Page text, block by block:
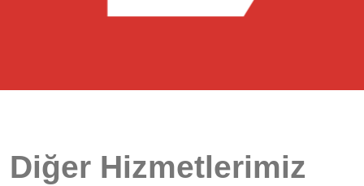
Diğer Hizmetlerimiz